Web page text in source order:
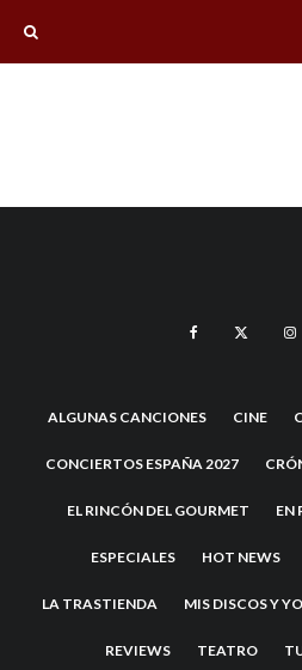
ALGUNAS CANCIONES CINE
CONCIERTOS ESPAÑA 2027
EL RINCÓN DEL GOURMET EN
ESPECIALES HOT NEWS
LA TRASTIENDA MIS DISCOS Y YO
REVIEWS TEATRO